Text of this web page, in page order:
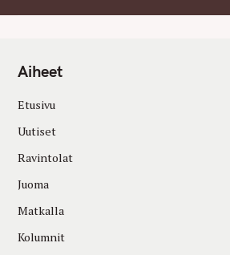
Aiheet
Etusivu
Uutiset
Ravintolat
Juoma
Matkalla
Kolumnit